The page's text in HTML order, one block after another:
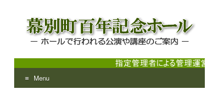
幕別町百年記念ホール
ホールで行われる公演や講座のご案内
Menu